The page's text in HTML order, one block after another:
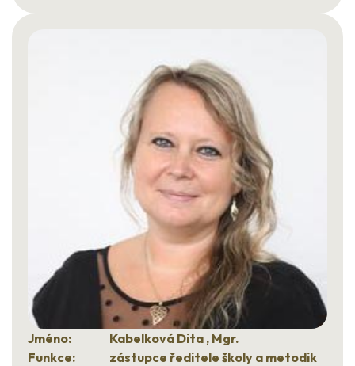
Jméno:
Kabelková Dita , Mgr.
Funkce:
zástupce ředitele školy a metodik